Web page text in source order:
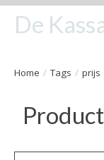
De
Home / Tags / prijs